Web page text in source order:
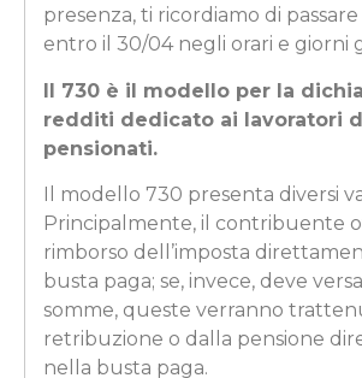
presenza, ti ricordiamo di
entro il 30/04 negli orari e giorni
Il 730 è il modello per la
redditi dedicato ai lavoratori
pensionati.
Il modello 730 presenta diversi
Principalmente, il contribuente
rimborso dell’imposta
busta paga; se, invece, deve
somme, queste verranno
retribuzione o dalla pensione
nella busta paga.